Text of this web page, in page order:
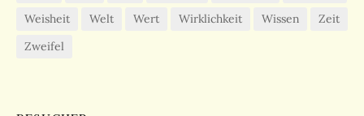
Weisheit
Welt Wert Wirklichkeit Wissen
Zeit
Zweifel